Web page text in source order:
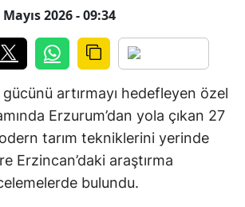
2026 - 09:34
gücünü artırmayı hedefleyen özel
Erzurum’dan yola çıkan 27
tarım tekniklerini yerinde
Erzincan’daki araştırma
bulundu.